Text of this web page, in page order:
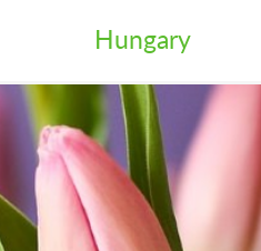
Hungary